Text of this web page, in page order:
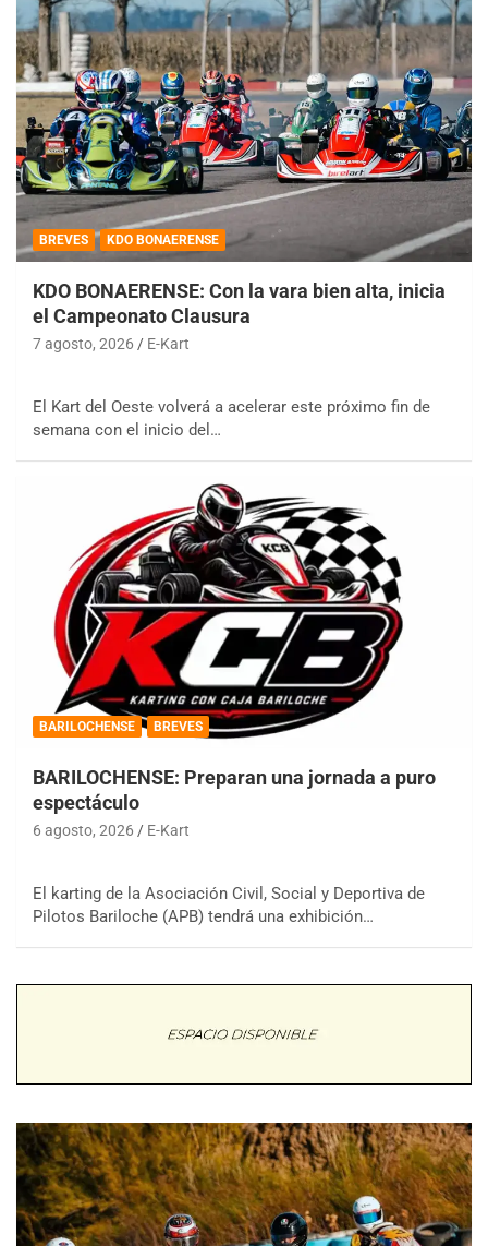
BREVES KDO BONAERENSE
KDO BONAERENSE: Con la vara bien alta, inicia
el Campeonato Clausura
7 agosto, 2026 E-Kart
El Kart del Oeste volverá a acelerar este próximo fin de
semana con el inicio del…
BARILOCHENSE BREVES
BARILOCHENSE: Preparan una jornada a puro
espectáculo
6 agosto, 2026 E-Kart
El karting de la Asociación Civil, Social y Deportiva de
Pilotos Bariloche (APB) tendrá una exhibición…